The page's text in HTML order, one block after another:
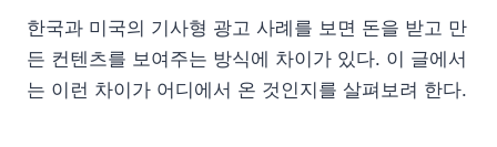
한국과 미국의 기사형 광고 사례를 보면 돈을 받고 만
든 컨텐츠를 보여주는 방식에 차이가 있다. 이 글에서
는 이런 차이가 어디에서 온 것인지를 살펴보려 한다.